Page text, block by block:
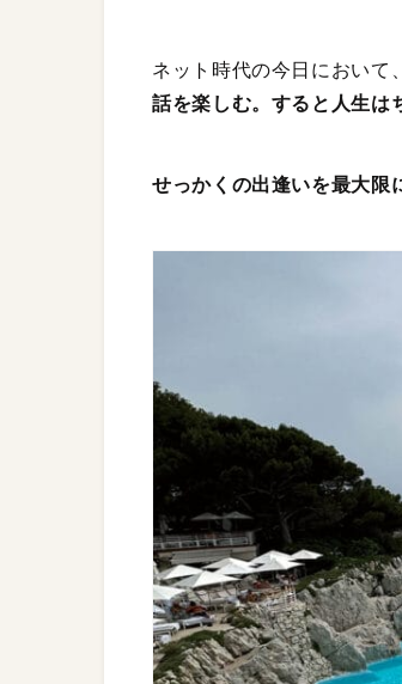
ネット時代の今日において、
話を楽しむ。すると人生は
せっかくの出逢いを最大限